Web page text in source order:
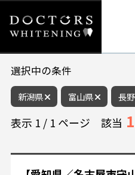
選択中の条件
新潟県 富山県 長
表示 1 / 1 ページ 該当 1